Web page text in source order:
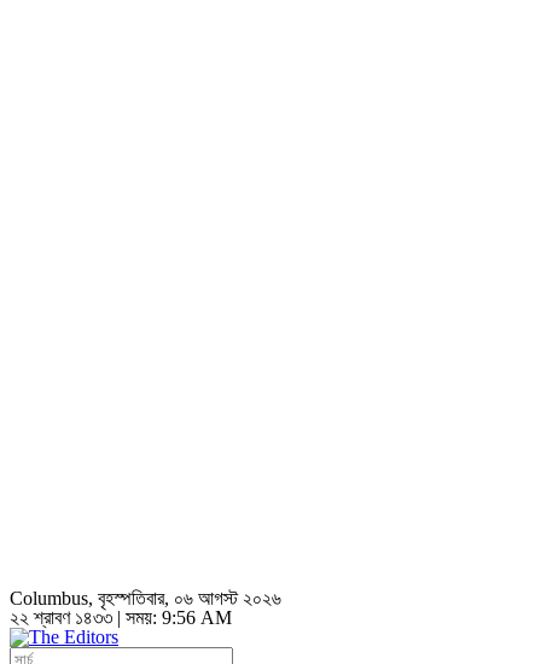
Columbus, বৃহস্পতিবার, ০৬ আগস্ট ২০২৬
২২ শ্রাবণ ১৪৩৩ | সময়: 9:56 AM